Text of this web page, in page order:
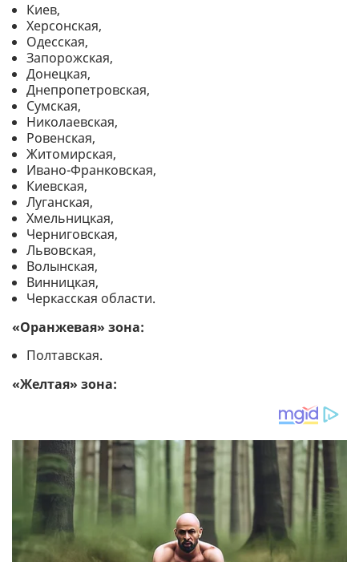
Киев,
Херсонская,
Одесская,
Запорожская,
Донецкая,
Днепропетровская,
Сумская,
Николаевская,
Ровенская,
Житомирская,
Ивано-Франковская,
Киевская,
Луганская,
Хмельницкая,
Черниговская,
Львовская,
Волынская,
Винницкая,
Черкасская области.
«Оранжевая» зона:
Полтавская.
«Желтая» зона: